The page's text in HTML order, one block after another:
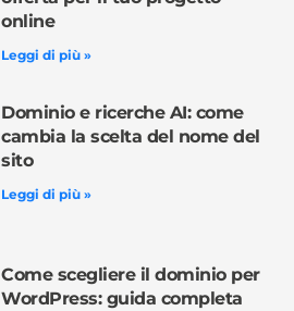
online
Leggi di più »
Dominio e ricerche AI: come
cambia la scelta del nome del
sito
Leggi di più »
Come scegliere il dominio per
WordPress: guida completa